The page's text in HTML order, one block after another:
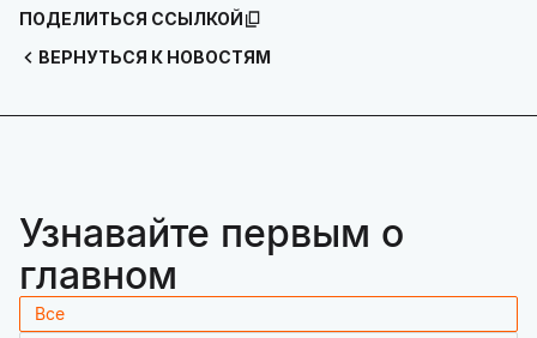
ВЕРНУТЬСЯ К НОВОСТЯМ
ПОДЕЛИТЬСЯ ССЫЛКОЙ
Узнавайте первым о
главном
Все